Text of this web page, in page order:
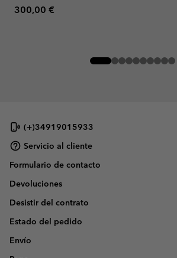
Regular price:
300,00 €
(+)34919015933
Servicio al cliente
Formulario de contacto
Devoluciones
Desistir del contrato
Estado del pedido
Envío